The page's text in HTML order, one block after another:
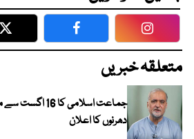
Twitter Facebook
متعلقہ خبریں
جماعت اسلامی
دھرنوں کا اعلان